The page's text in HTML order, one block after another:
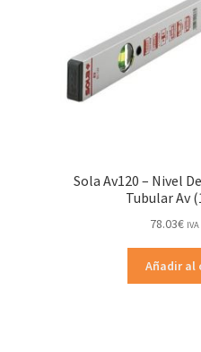
Sola Av120 – Nivel
Tubular Av
78.03€
Añadir al